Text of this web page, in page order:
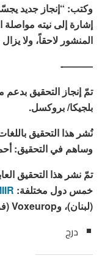
إشارة إلى نيته
المنشور لاحقاً، ولا
———-
بلجيكا/ بروكسل.
نُشر هذا التحقيق باللغات
وساهم في التحقيق:
تمّ نشر هذا التحقيق
خمس دول مختلفة:
(لبنان)، وVoxeurop (فرنسا)، وl’Espresso (إيطاليا).
درج